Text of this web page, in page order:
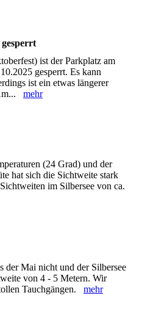
ist der Parkplatz am
gesperrt. Es kann
ist ein etwas längerer
mehr
(24 Grad) und der
hat sich die Sichtweite stark
im Silbersee von ca.
der Mai nicht und der Silbersee
von 4 - 5 Metern. Wir
Tauchgängen. mehr